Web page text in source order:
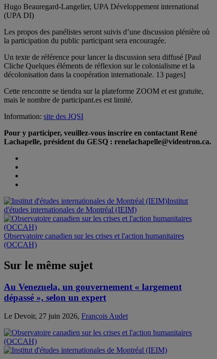
Hugo Beauregard-Langelier, UPA Développement international
(UPA DI)
Les propos des panélistes seront suivis d’une discussion plénière où
la participation du public participant sera encouragée.
Un texte de référence pour lancer la discussion sera diffusé [Paul
Cliche Quelques éléments de réflexion sur le colonialisme et la
décolonisation dans la coopération internationale. 13 pages]
Cette rencontre se tiendra sur la plateforme ZOOM et est gratuite,
mais le nombre de participant.es est limité.
Information: site des JQSI
Pour y participer, veuillez-vous inscrire en contactant René
Lachapelle, président du GESQ : renelachapelle@videotron.ca.
Institut
d'études internationales de Montréal (IEIM)
Observatoire canadien sur les crises et l'action humanitaires
(OCCAH)
Sur le même sujet
Au Venezuela, un gouvernement « largement
dépassé », selon un expert
Le Devoir, 27 juin 2026, François Audet